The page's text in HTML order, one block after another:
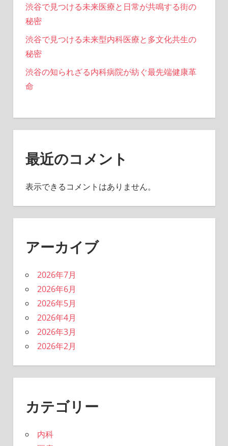
渋谷で見つける未来医療と日常が共鳴する街の
秘密
渋谷で見つける未来型内科医療と多文化共生の
秘密
渋谷の知られざる内科病院が紡ぐ最先端健康革
命
最近のコメント
表示できるコメントはありません。
アーカイブ
2026年7月
2026年6月
2026年5月
2026年4月
2026年3月
2026年2月
カテゴリー
内科